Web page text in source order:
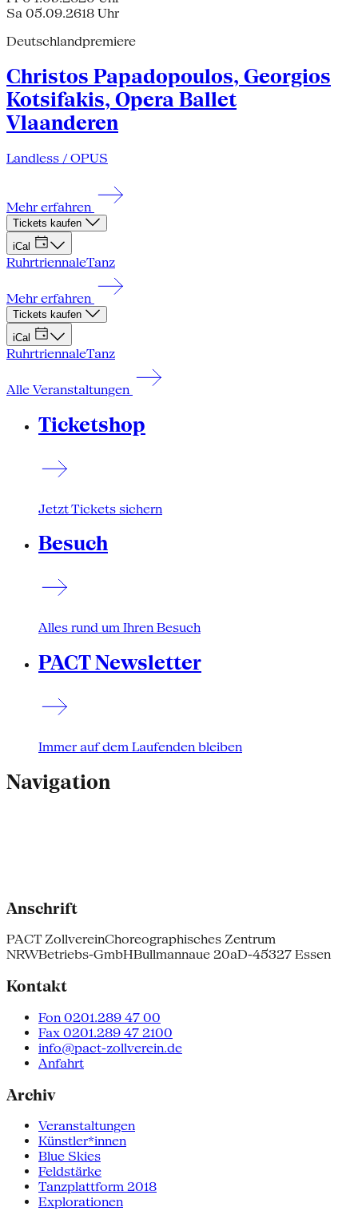
Sa 05.09.2618 Uhr
Deutschlandpremiere
Christos Papadopoulos, Georgios
Kotsifakis, Opera Ballet
Vlaanderen
Landless / OPUS
Mehr erfahren
Tickets kaufen
iCal
RuhrtriennaleTanz
Mehr erfahren
Tickets kaufen
iCal
RuhrtriennaleTanz
Alle Veranstaltungen
Ticketshop
Jetzt Tickets sichern
Besuch
Alles rund um Ihren Besuch
PACT Newsletter
Immer auf dem Laufenden bleiben
Navigation
Anschrift
PACT ZollvereinChoreographisches Zentrum
NRWBetriebs-GmbHBullmannaue 20aD-45327 Essen
Kontakt
Fon 0201.289 47 00
Fax 0201.289 47 2100
info@pact-zollverein.de
Anfahrt
Archiv
Veranstaltungen
Künstler*innen
Blue Skies
Feldstärke
Tanzplattform 2018
Explorationen